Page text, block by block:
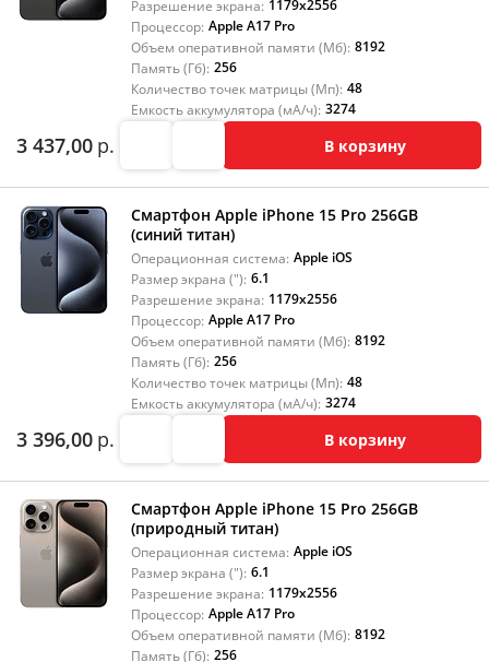
Разрешение экрана: 1179x2556
Процессор: Apple A17 Pro
Объем оперативной памяти (Мб): 8192
Память (Гб): 256
Количество точек матрицы (Мп): 48
Емкость аккумулятора (мА/ч): 3274
3 437,00 р. В корзину
Смартфон Apple iPhone 15 Pro 256GB
(синий титан)
Операционная система: Apple iOS
Размер экрана ("): 6.1
Разрешение экрана: 1179x2556
Процессор: Apple A17 Pro
Объем оперативной памяти (Мб): 8192
Память (Гб): 256
Количество точек матрицы (Мп): 48
Емкость аккумулятора (мА/ч): 3274
3 396,00 р. В корзину
Смартфон Apple iPhone 15 Pro 256GB
(природный титан)
Операционная система: Apple iOS
Размер экрана ("): 6.1
Разрешение экрана: 1179x2556
Процессор: Apple A17 Pro
Объем оперативной памяти (Мб): 8192
Память (Гб): 256